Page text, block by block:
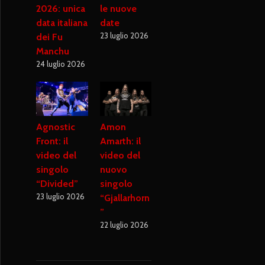
2026: unica
data italiana
dei Fu
Manchu
24 luglio 2026
le nuove
date
23 luglio 2026
Agnostic
Front: il
video del
singolo
“Divided”
23 luglio 2026
Amon
Amarth: il
video del
nuovo
singolo
“Gjallarhorn
”
22 luglio 2026